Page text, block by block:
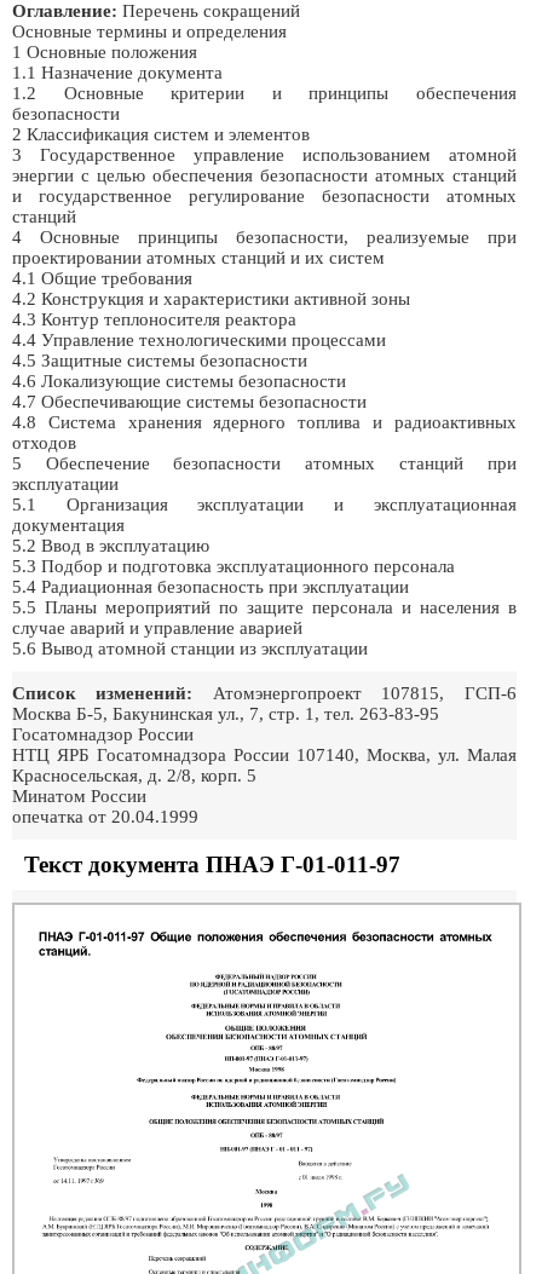
Оглавление: Перечень сокращений
Основные термины и определения
1 Основные положения
1.1 Назначение документа
1.2 Основные критерии и принципы обеспечения
безопасности
2 Классификация систем и элементов
3 Государственное управление использованием атомной
энергии с целью обеспечения безопасности атомных станций
и государственное регулирование безопасности атомных
станций
4 Основные принципы безопасности, реализуемые при
проектировании атомных станций и их систем
4.1 Общие требования
4.2 Конструкция и характеристики активной зоны
4.3 Контур теплоносителя реактора
4.4 Управление технологическими процессами
4.5 Защитные системы безопасности
4.6 Локализующие системы безопасности
4.7 Обеспечивающие системы безопасности
4.8 Система хранения ядерного топлива и радиоактивных
отходов
5 Обеспечение безопасности атомных станций при
эксплуатации
5.1 Организация эксплуатации и эксплуатационная
документация
5.2 Ввод в эксплуатацию
5.3 Подбор и подготовка эксплуатационного персонала
5.4 Радиационная безопасность при эксплуатации
5.5 Планы мероприятий по защите персонала и населения в
случае аварий и управление аварией
5.6 Вывод атомной станции из эксплуатации
Список изменений: Атомэнергопроект 107815, ГСП-6
Москва Б-5, Бакунинская ул., 7, стр. 1, тел. 263-83-95
Госатомнадзор России
НТЦ ЯРБ Госатомнадзора России 107140, Москва, ул. Малая
Красносельская, д. 2/8, корп. 5
Минатом России
опечатка от 20.04.1999
Текст документа ПНАЭ Г-01-011-97